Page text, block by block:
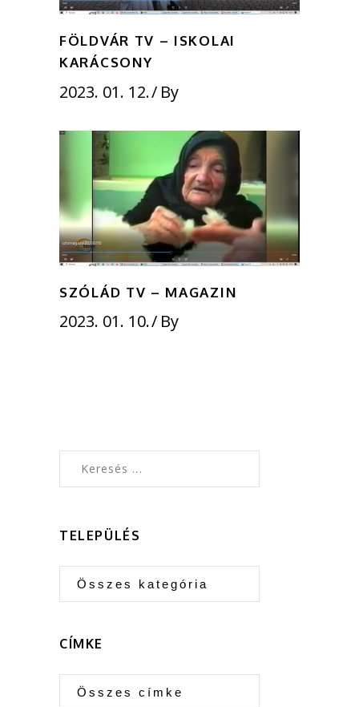
FÖLDVÁR TV – ISKOLAI
KARÁCSONY
2023. 01. 12. By
SZÓLÁD TV – MAGAZIN
2023. 01. 10. By
TELEPÜLÉS
CÍMKE